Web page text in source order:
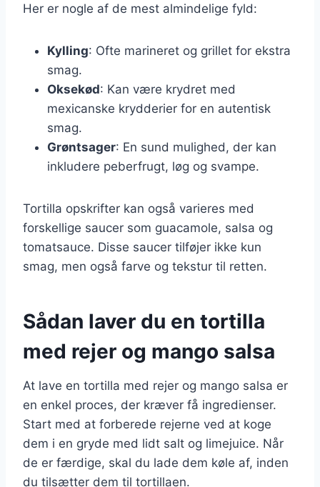
Her er nogle af de mest almindelige fyld:
Kylling: Ofte marineret og grillet for ekstra
smag.
Oksekød: Kan være krydret med
mexicanske krydderier for en autentisk
smag.
Grøntsager: En sund mulighed, der kan
inkludere peberfrugt, løg og svampe.
Tortilla opskrifter kan også varieres med
forskellige saucer som guacamole, salsa og
tomatsauce. Disse saucer tilføjer ikke kun
smag, men også farve og tekstur til retten.
Sådan laver du en tortilla
med rejer og mango salsa
At lave en tortilla med rejer og mango salsa er
en enkel proces, der kræver få ingredienser.
Start med at forberede rejerne ved at koge
dem i en gryde med lidt salt og limejuice. Når
de er færdige, skal du lade dem køle af, inden
du tilsætter dem til tortillaen.